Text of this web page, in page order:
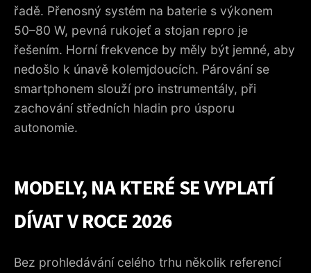
řadě. Přenosný systém na baterie s výkonem
50–80 W, pevná rukojeť a stojan repro je
řešením. Horní frekvence by měly být jemné, aby
nedošlo k únavě kolemjdoucích. Párování se
smartphonem slouží pro instrumentály, při
zachování středních hladin pro úsporu
autonomie.
MODELY, NA KTERÉ SE VYPLATÍ
DÍVAT V ROCE 2026
Bez prohledávání celého trhu několik referencí